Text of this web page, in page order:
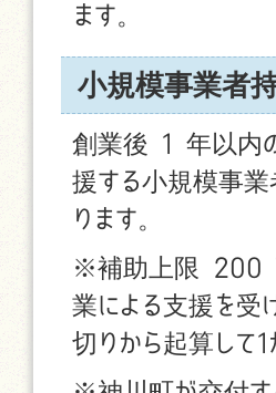
ます。
小規模事業者
創業後 1 年以内
援する小規模事
ります。
※補助上限 200
業による支援を
切りから起算して